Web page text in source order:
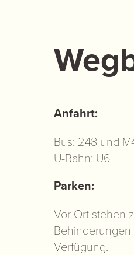
Anfahrt:
Bus: 248 und
U-Bahn: U6
Parken:
Vor Ort stehen
Behinderungen
Verfügung.